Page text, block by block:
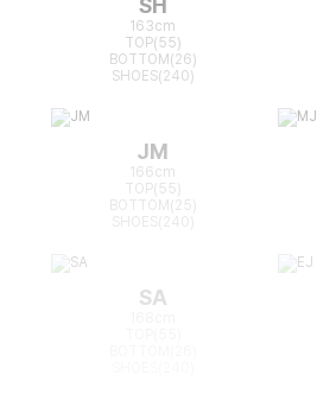
163cm
TOP(55)
BOTTOM(26)
SHOES(240)
JM
166cm
TOP(55)
BOTTOM(25)
SA